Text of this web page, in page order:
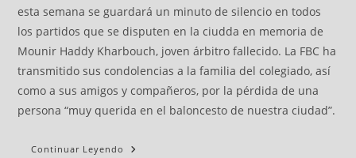
esta semana se guardará un minuto de silencio en todos
los partidos que se disputen en la ciudda en memoria de
Mounir Haddy Kharbouch, joven árbitro fallecido. La FBC ha
transmitido sus condolencias a la familia del colegiado, así
como a sus amigos y compañeros, por la pérdida de una
persona “muy querida en el baloncesto de nuestra ciudad”.
Continuar Leyendo